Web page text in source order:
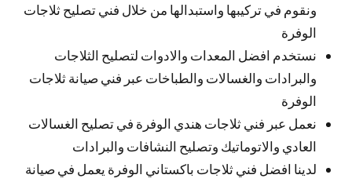
ونقوم في تركيبها واستبدالها من خلال فني تصليح ثلاجات
الوفرة
نستخدم افضل المعدات والادوات لتصليح الثلاجات
والبرادات والغسالات والطباخات عبر فني صيانة ثلاجات
الوفرة
نعمل عبر فني ثلاجات هندي الوفرة في تصليح الغسالات
العادي والاتوماتيك وتصليح النشافات والبرادات
لدينا افضل فني ثلاجات باكستاني الوفرة يعمل في صيانة